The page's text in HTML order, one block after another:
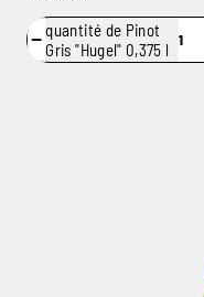
−quantité de Pinot
Gris "Hugel" 0,375 l